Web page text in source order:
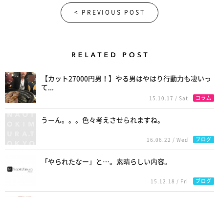
< PREVIOUS POST
【カット27000円男！】やる男はやはり行動力も凄いっ
て...
15.10.17 / Sat コラム
うーん。。。色々考えさせられますね。
16.06.22 / Wed ブログ
「やられたなー」と…。素晴らしい内容。
15.12.18 / Fri ブログ